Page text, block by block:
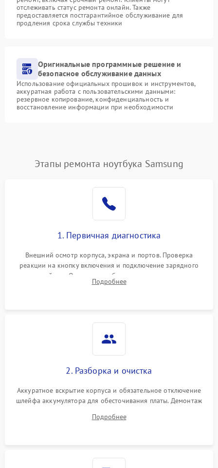
отслеживать статус ремонта онлайн. Также
предоставляется постгарантийное обслуживание для
продления срока службы техники
Оригинальные программные решение и
безопасное обслуживание данных
Использование официальных прошивок и инструментов,
аккуратная работа с пользовательскими данными:
резервное копирование, конфиденциальность и
восстановление информации при необходимости
Этапы ремонта ноутбука Samsung
1. Первичная диагностика
Внешний осмотр корпуса, экрана и портов. Проверка
реакции на кнопку включения и подключение зарядного
устройства. Оценка потребления тока с помощью
лабораторного блока питания для локализации проблемы.
Подробнее
2. Разборка и очистка
Аккуратное вскрытие корпуса и обязательное отключение
шлейфа аккумулятора для обесточивания платы. Демонтаж
высохшей термопасты с кристаллов чипов.
Подробнее